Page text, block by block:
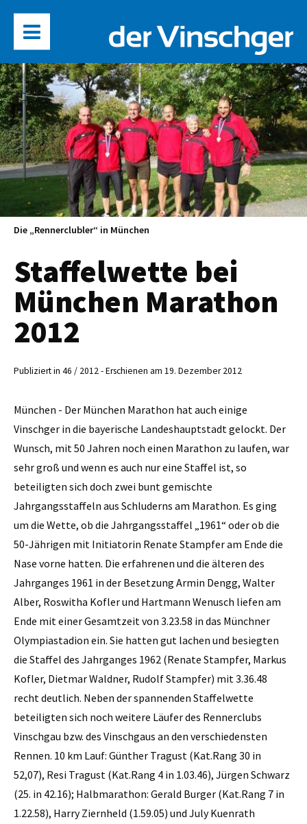
Die „Rennerclubler“ in München
Staffelwette bei
München Marathon
2012
Publiziert in 46 / 2012 - Erschienen am 19. Dezember 2012
München - Der München Marathon hat auch einige
Vinschger in die bayerische Landeshauptstadt gelockt. Der
Wunsch, mit 50 Jahren noch einen Marathon zu laufen, war
sehr groß und wenn es auch nur eine Staffel ist, so
beteiligten sich doch zwei bunt gemischte
Jahrgangsstaffeln aus Schluderns am Marathon. Es ging
um die Wette, ob die Jahrgangsstaffel „1961“ oder ob die
50-Jährigen mit Initiatorin Renate Stampfer am Ende die
Nase vorne hatten. Die erfahrenen und die älteren des
Jahrganges 1961 in der Besetzung Armin Dengg, Walter
Alber, Roswitha Kofler und Hartmann Wenusch liefen am
Ende mit einer Gesamtzeit von 3.23.58 in das Münchner
Olympiastadion ein. Sie hatten gut lachen und besiegten
die Staffel des Jahrganges 1962 (Renate Stampfer, Markus
Kofler, Dietmar Waldner, Rudolf Stampfer) mit 3.36.48
recht deutlich. Neben der spannenden Staffelwette
beteiligten sich noch weitere Läufer des Rennerclubs
Vinschgau bzw. des Vinschgaus an den verschiedensten
Rennen. 10 km Lauf: Günther Tragust (Kat.Rang 30 in
52,07), Resi Tragust (Kat.Rang 4 in 1.03.46), Jürgen Schwarz
(25. in 42.16); Halbmarathon: Gerald Burger (Kat.Rang 7 in
1.22.58), Harry Ziernheld (1.59.05) und July Kuenrath